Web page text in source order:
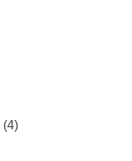
(4)